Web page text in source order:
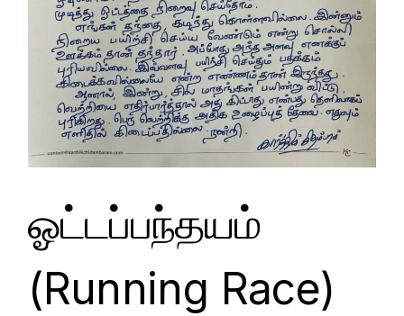
ஓட்டப்பந்தயம்
(Running Race)